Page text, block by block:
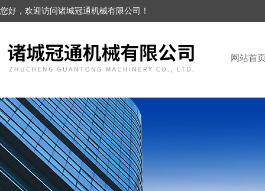
您好，欢迎访问诸城冠通机械有限公司！
网站首